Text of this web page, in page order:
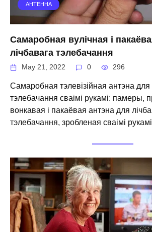
АНТЕННА
Самаробная вулічная і
лічбавага тэлебачання
May 21, 2022 0 296
Самаробная тэлевізійная антэна для
тэлебачання сваімі рукамі: памеры,
вонкавая і пакаёвая антэна для
тэлебачання, зробленая сваімі